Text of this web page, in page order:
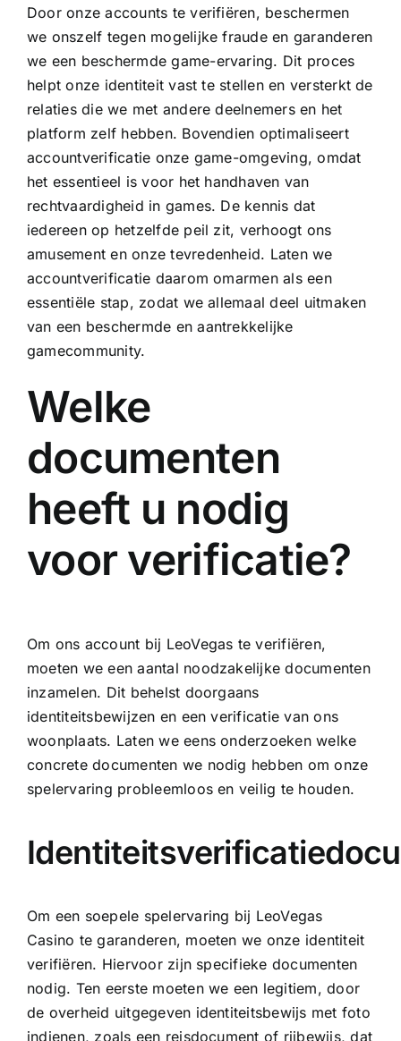
Door onze accounts te verifiëren, beschermen
we onszelf tegen mogelijke fraude en garanderen
we een beschermde game-ervaring. Dit proces
helpt onze identiteit vast te stellen en versterkt de
relaties die we met andere deelnemers en het
platform zelf hebben. Bovendien optimaliseert
accountverificatie onze game-omgeving, omdat
het essentieel is voor het handhaven van
rechtvaardigheid in games. De kennis dat
iedereen op hetzelfde peil zit, verhoogt ons
amusement en onze tevredenheid. Laten we
accountverificatie daarom omarmen als een
essentiële stap, zodat we allemaal deel uitmaken
van een beschermde en aantrekkelijke
gamecommunity.
Welke
documenten
heeft u nodig
voor verificatie?
Om ons account bij LeoVegas te verifiëren,
moeten we een aantal noodzakelijke documenten
inzamelen. Dit behelst doorgaans
identiteitsbewijzen en een verificatie van ons
woonplaats. Laten we eens onderzoeken welke
concrete documenten we nodig hebben om onze
spelervaring probleemloos en veilig te houden.
Om een soepele spelervaring bij LeoVegas
Casino te garanderen, moeten we onze identiteit
verifiëren. Hiervoor zijn specifieke documenten
nodig. Ten eerste moeten we een legitiem, door
de overheid uitgegeven identiteitsbewijs met foto
indienen, zoals een reisdocument of rijbewijs, dat